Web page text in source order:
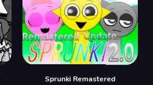
Sprunki Remastered